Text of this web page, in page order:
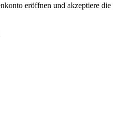
eröffnen und akzeptiere die